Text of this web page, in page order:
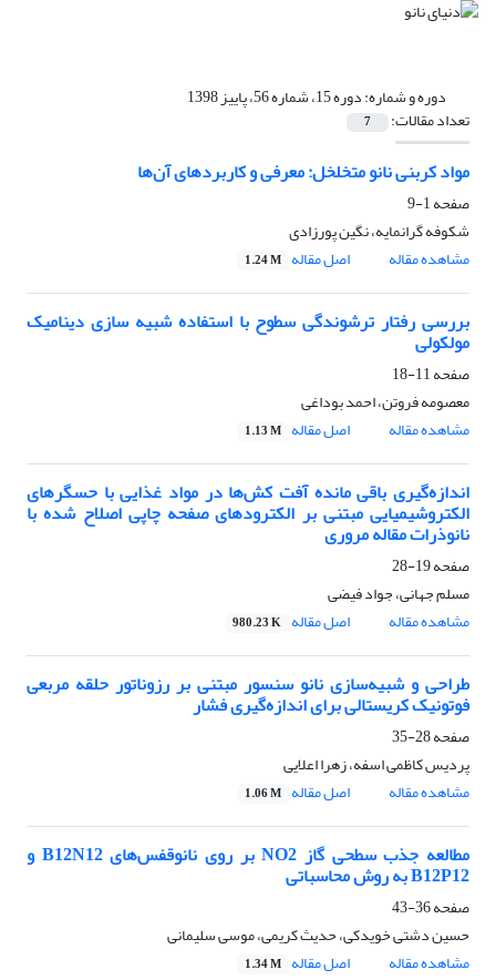
دوره و شماره:دوره 15، شماره 56، پاییز 1398
تعداد مقالات: 7
مواد کربنی نانو متخلخل: معرفی و کاربردهای آن‌ها
صفحه1-9
شکوفه گرانمایه، نگین پورزادی
مشاهده مقاله
اصل مقاله 1.24 M
بررسی رفتار ترشوندگی سطوح با استفاده شبیه سازی دینامیک
مولکولی
صفحه11-18
معصومه فروتن، احمد بوداغی
مشاهده مقاله
اصل مقاله 1.13 M
اندازه‌گیری باقی مانده آفت کش‌ها در مواد غذایی با حسگرهای
الکتروشیمیایی مبتنی بر الکترودهای صفحه چاپی اصلاح شده با
نانوذرات مقاله مروری
صفحه19-28
مسلم جهانی، جواد فیضی
مشاهده مقاله
اصل مقاله 980.23 K
طراحی و شبیه‌سازی نانو سنسور مبتنی بر رزوناتور حلقه مربعی
فوتونیک کریستالی برای اندازه‌گیری فشار
صفحه28-35
پردیس کاظمی اسفه، زهرا اعلایی
مشاهده مقاله
اصل مقاله 1.06 M
مطالعه جذب سطحی گاز NO2 بر روی نانوقفس‌های B12N12 و
B12P12 به روش محاسباتی
صفحه36-43
حسین دشتی خویدکی، حدیث کریمی، موسی سلیمانی
مشاهده مقاله
اصل مقاله 1.34 M